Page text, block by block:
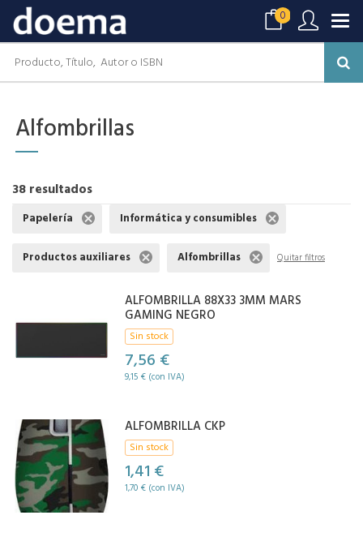
0
Alfombrillas
38 resultados
Papelería Informática y consumibles
Productos auxiliares Alfombrillas Quitar filtros
ALFOMBRILLA 88X33 3MM MARS
GAMING NEGRO
Sin stock
7,56 €
9,15 € (con IVA)
ALFOMBRILLA CKP
Sin stock
1,41 €
1,70 € (con IVA)